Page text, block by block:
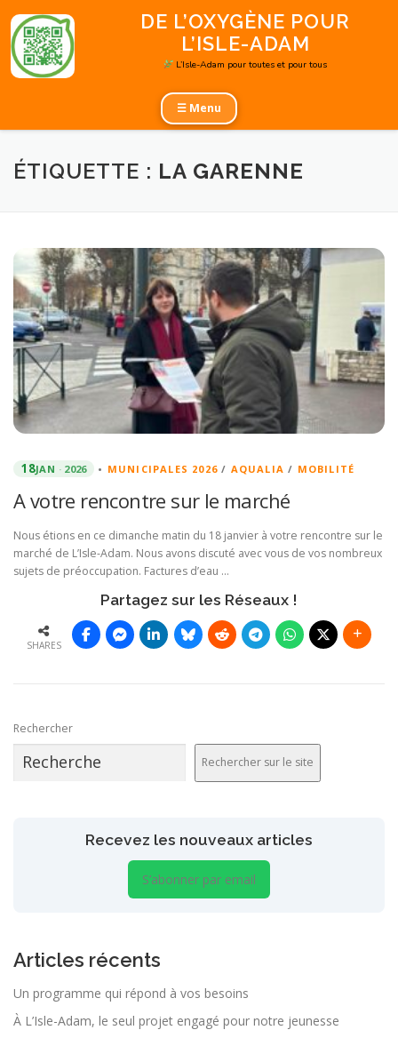
au
contenu
DE L’OXYGÈNE POUR
L’ISLE-ADAM
L’Isle-Adam pour toutes et pour tous
☰ Menu
ÉTIQUETTE : LA GARENNE
18JAN 2026 • MUNICIPALES 2026/ AQUALIA / MOBILITÉ
A votre rencontre sur le marché
Nous étions en ce dimanche matin du 18 janvier à votre rencontre sur le
marché de L’Isle-Adam. Nous avons discuté avec vous de vos nombreux
sujets de préoccupation. Factures d’eau …
Partagez sur les Réseaux !
SHARES
Rechercher
Rechercher sur le site
Recevez les nouveaux articles
S’abonner par email
Articles récents
Un programme qui répond à vos besoins
À L’Isle-Adam, le seul projet engagé pour notre jeunesse